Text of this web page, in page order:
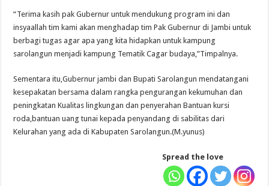
“Terima kasih pak Gubernur untuk mendukung program ini dan
insyaallah tim kami akan menghadap tim Pak Gubernur di Jambi untuk
berbagi tugas agar apa yang kita hidapkan untuk kampung
sarolangun menjadi kampung Tematik Cagar budaya,”Timpalnya.
Sementara itu,Gubernur jambi dan Bupati Sarolangun mendatangani
kesepakatan bersama dalam rangka pengurangan kekumuhan dan
peningkatan Kualitas lingkungan dan penyerahan Bantuan kursi
roda,bantuan uang tunai kepada penyandang di sabilitas dari
Kelurahan yang ada di Kabupaten Sarolangun.(M.yunus)
Spread the love